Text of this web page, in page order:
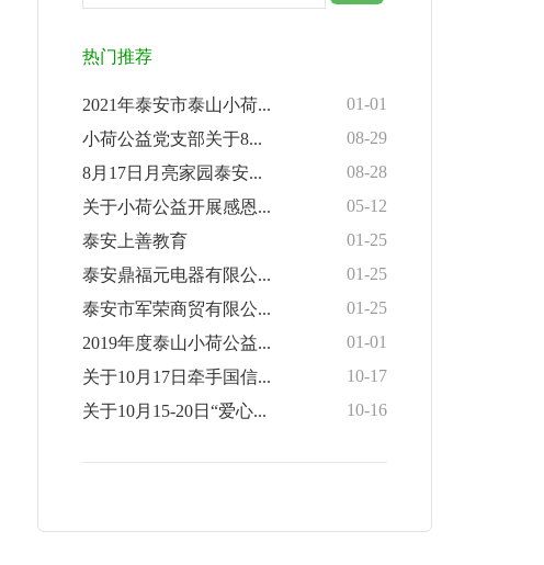
热门推荐
2021年泰安市泰山小荷...
01-01
小荷公益党支部关于8...
08-29
8月17日月亮家园泰安...
08-28
关于小荷公益开展感恩...
05-12
泰安上善教育
01-25
泰安鼎福元电器有限公...
01-25
泰安市军荣商贸有限公...
01-25
2019年度泰山小荷公益...
01-01
关于10月17日牵手国信...
10-17
关于10月15-20日“爱心...
10-16